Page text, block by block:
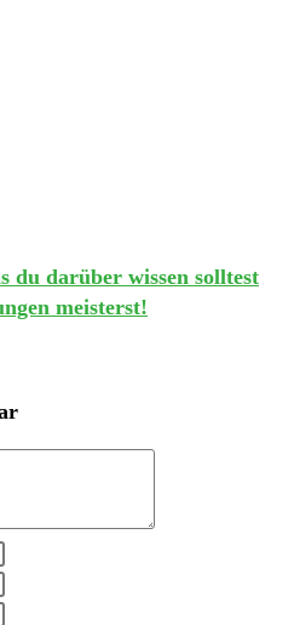
du darüber wissen solltest
meisterst!